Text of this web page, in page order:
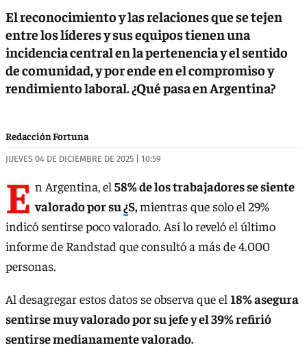
El reconocimiento y las relaciones que se tejen
entre los líderes y sus equipos tienen una
incidencia central en la pertenencia y el sentido
de comunidad, y por ende en el compromiso y
rendimiento laboral. ¿Qué pasa en Argentina?
Redacción Fortuna
JUEVES 04 DE DICIEMBRE DE 2025 | 10:59
E n Argentina, el 58% de los trabajadores se siente
valorado por su¿S,mientras que solo el 29%
indicó sentirse poco valorado. Así lo reveló el último
informe de Randstad que consultó a más de 4.000
personas.
Al desagregar estos datos se observa que el 18% asegura
sentirse muy valorado por su jefe y el 39% refirió
sentirse medianamente valorado.